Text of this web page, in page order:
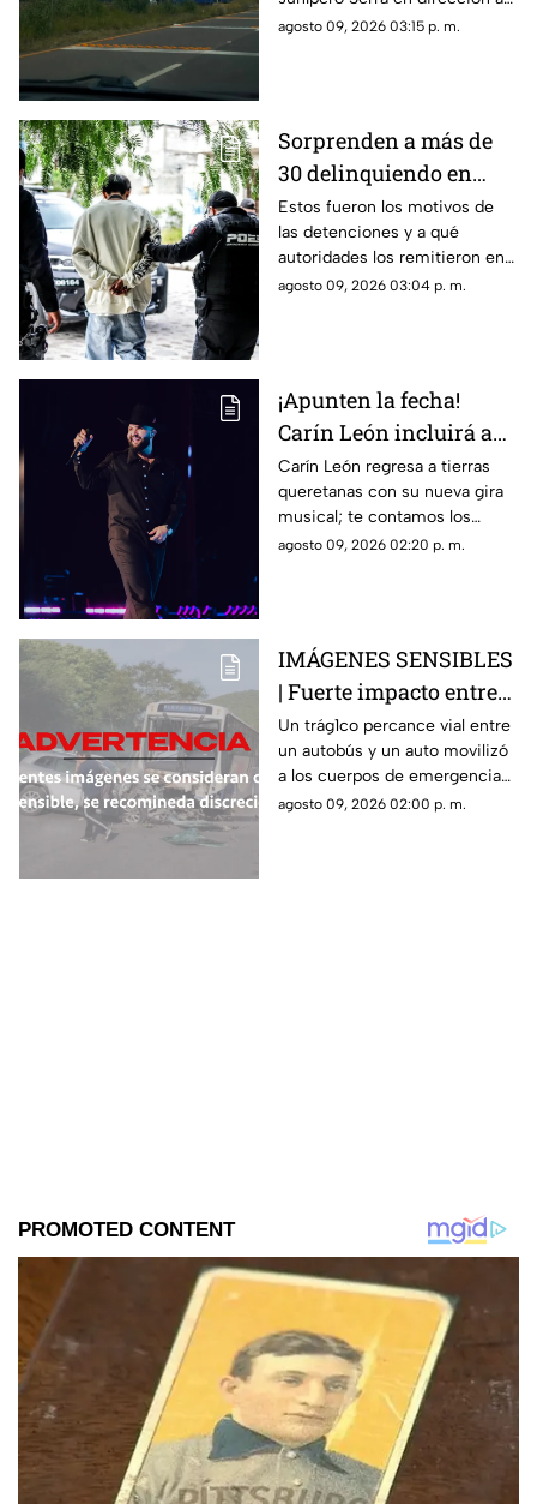
Serra
Mompaní
agosto 09, 2026 03:15 p. m.
Sorprenden a más de
30 delinquiendo en
Querétaro y
Tequisquiapan
Estos fueron los motivos de
las detenciones y a qué
autoridades los remitieron en
Querétaro y Tequisquiapan
agosto 09, 2026 03:04 p. m.
¡Apunten la fecha!
Carín León incluirá a
Querétaro en su 'Muda
Tour 2026' y esto es
todo lo que debes saber
Carín León regresa a tierras
queretanas con su nueva gira
musical; te contamos los
detalles del concierto que
agosto 09, 2026 02:20 p. m.
IMÁGENES SENSIBLES
| Fuerte impacto entre
autobús y vehículo deja
saldo fatal y nueve
heridos
Un trág1co percance vial entre
un autobús y un auto movilizó
a los cuerpos de emergencia
en Morelos
agosto 09, 2026 02:00 p. m.